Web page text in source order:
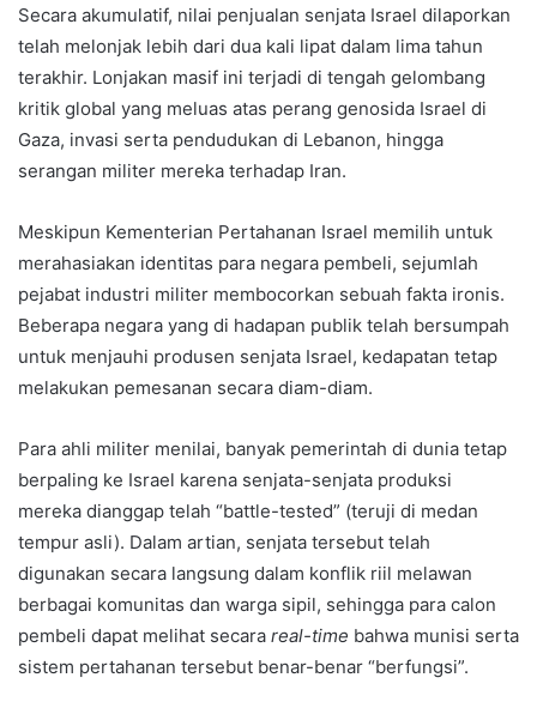
Secara akumulatif, nilai penjualan senjata Israel dilaporkan
telah melonjak lebih dari dua kali lipat dalam lima tahun
terakhir. Lonjakan masif ini terjadi di tengah gelombang
kritik global yang meluas atas perang genosida Israel di
Gaza, invasi serta pendudukan di Lebanon, hingga
serangan militer mereka terhadap Iran.
Meskipun Kementerian Pertahanan Israel memilih untuk
merahasiakan identitas para negara pembeli, sejumlah
pejabat industri militer membocorkan sebuah fakta ironis.
Beberapa negara yang di hadapan publik telah bersumpah
untuk menjauhi produsen senjata Israel, kedapatan tetap
melakukan pemesanan secara diam-diam.
Para ahli militer menilai, banyak pemerintah di dunia tetap
berpaling ke Israel karena senjata-senjata produksi
mereka dianggap telah “battle-tested” (teruji di medan
tempur asli). Dalam artian, senjata tersebut telah
digunakan secara langsung dalam konflik riil melawan
berbagai komunitas dan warga sipil, sehingga para calon
pembeli dapat melihat secara real-time bahwa munisi serta
sistem pertahanan tersebut benar-benar “berfungsi”.